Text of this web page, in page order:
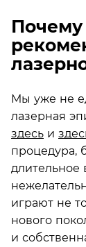
Мы уже не
лазерная
здесь и
процедура,
длительное
играют не
нового
и